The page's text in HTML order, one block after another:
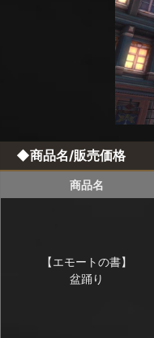
◆商品名/販売価格
商品名
【エモートの書】
盆踊り